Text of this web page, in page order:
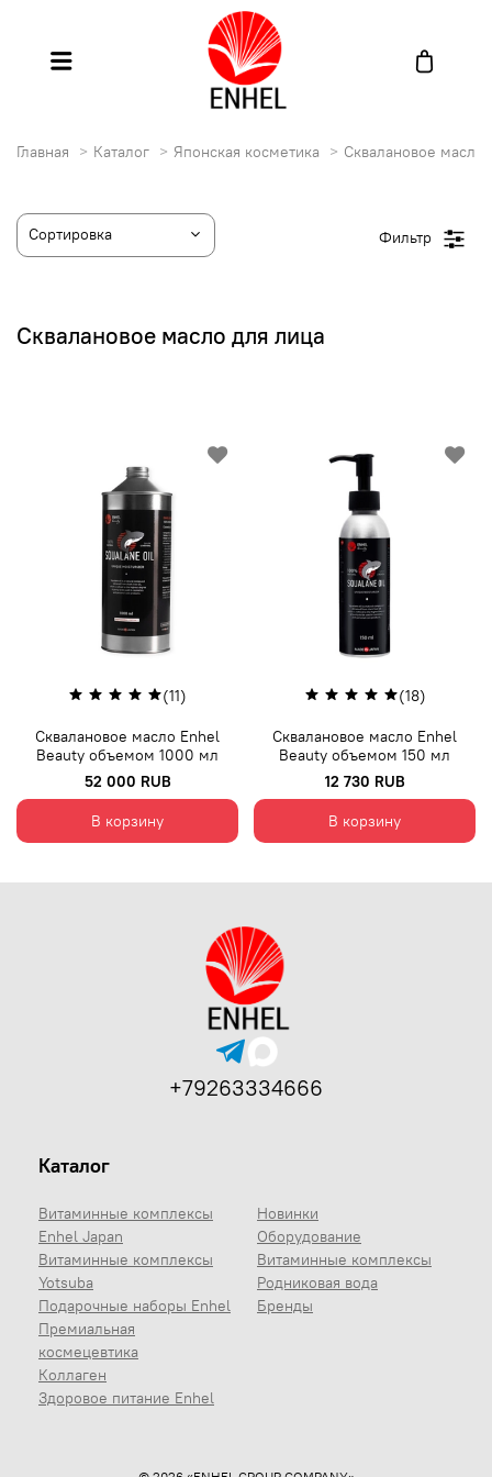
Главная Каталог Японская косметика Сквалановое масло
Сквалановое масло для лица
(11)
Сквалановое масло Enhel
Beauty объемом 1000 мл
52 000 RUB
В корзину
(18)
Сквалановое масло Enhel
Beauty объемом 150 мл
12 730 RUB
В корзину
Фильтр
Каталог
Витаминные комплексы
Enhel Japan
Витаминные комплексы
Yotsuba
Подарочные наборы Enhel
Премиальная
космецевтика
Коллаген
Здоровое питание Enhel
Новинки
Оборудование
Витаминные комплексы
Родниковая вода
Бренды
+79263334666